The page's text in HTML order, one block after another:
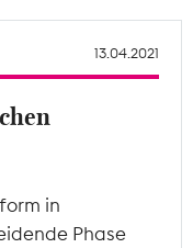
13.04.2021
in
Phase